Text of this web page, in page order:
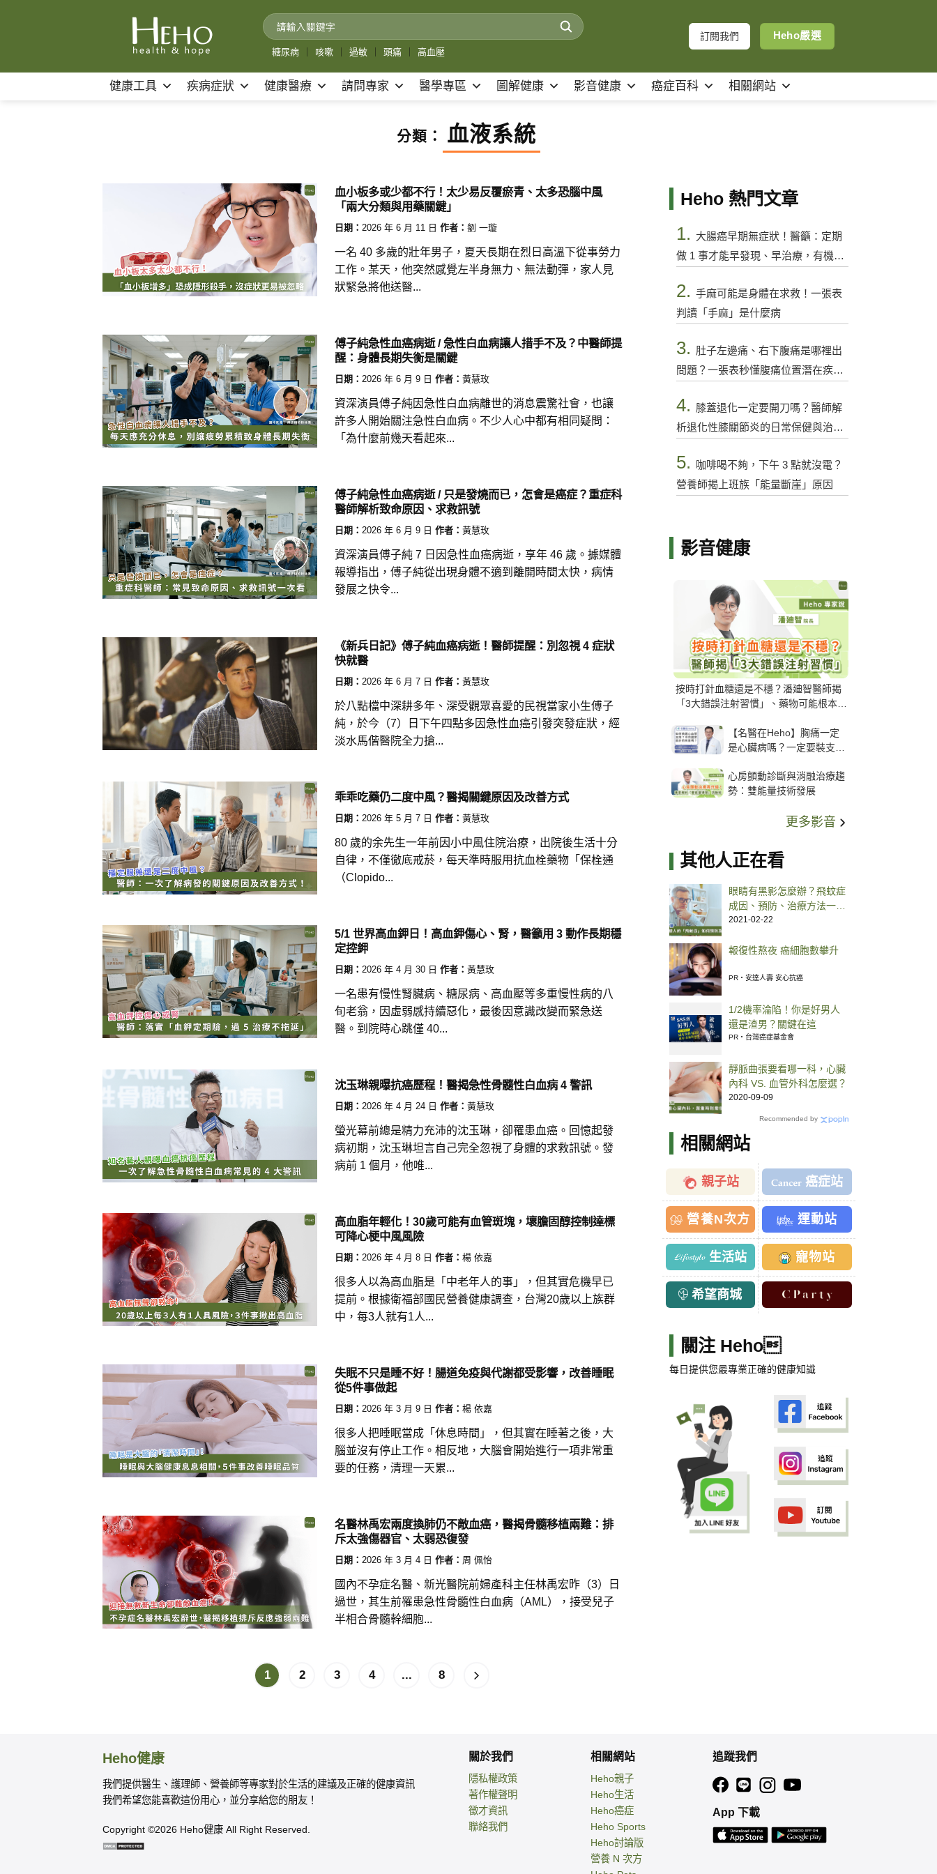
糖尿病 咳嗽 過敏 頭痛 高血壓
訂閱我們 Heho嚴選
健康工具 疾病症狀 健康醫療 請問專家 醫學專區 圖解健康 影音健康 癌症百科 相關網站
分類： 血液系統
血小板多或少都不行！太少易反覆瘀青、太多恐腦中風
「兩大分類與用藥關鍵」
日期： 2026 年 6 月 11 日 作者： 劉 一璇
一名 40 多歲的壯年男子，夏天長期在烈日高溫下從事勞力
工作。某天，他突然感覺左半身無力、無法動彈，家人見
狀緊急將他送醫...
傅子純急性血癌病逝 / 急性白血病讓人措手不及？中醫師提
醒：身體長期失衡是關鍵
日期： 2026 年 6 月 9 日 作者： 黃慧玫
資深演員傅子純因急性白血病離世的消息震驚社會，也讓
許多人開始關注急性白血病。不少人心中都有相同疑問：
「為什麼前幾天看起來...
傅子純急性血癌病逝 / 只是發燒而已，怎會是癌症？重症科
醫師解析致命原因、求救訊號
日期： 2026 年 6 月 9 日 作者： 黃慧玫
資深演員傅子純 7 日因急性血癌病逝，享年 46 歲。據媒體
報導指出，傅子純從出現身體不適到離開時間太快，病情
發展之快令...
《新兵日記》傅子純血癌病逝！醫師提醒：別忽視 4 症狀
快就醫
日期： 2026 年 6 月 7 日 作者： 黃慧玫
於八點檔中深耕多年、深受觀眾喜愛的民視當家小生傅子
純，於今（7）日下午四點多因急性血癌引發突發症狀，經
淡水馬偕醫院全力搶...
乖乖吃藥仍二度中風？醫揭關鍵原因及改善方式
日期： 2026 年 5 月 7 日 作者： 黃慧玫
80 歲的余先生一年前因小中風住院治療，出院後生活十分
自律，不僅徹底戒菸，每天準時服用抗血栓藥物「保栓通
（Clopido...
5/1 世界高血鉀日！高血鉀傷心、腎，醫籲用 3 動作長期穩
定控鉀
日期： 2026 年 4 月 30 日 作者： 黃慧玫
一名患有慢性腎臟病、糖尿病、高血壓等多重慢性病的八
旬老翁，因虛弱感持續惡化，最後因意識改變而緊急送
醫。到院時心跳僅 40...
沈玉琳親曝抗癌歷程！醫揭急性骨髓性白血病 4 警訊
日期： 2026 年 4 月 24 日 作者： 黃慧玫
螢光幕前總是精力充沛的沈玉琳，卻罹患血癌。回憶起發
病初期，沈玉琳坦言自己完全忽視了身體的求救訊號。發
病前 1 個月，他唯...
高血脂年輕化！30歲可能有血管斑塊，壞膽固醇控制達標
可降心梗中風風險
日期： 2026 年 4 月 8 日 作者： 楊 依嘉
很多人以為高血脂是「中老年人的事」，但其實危機早已
提前。根據衛福部國民營養健康調查，台灣20歲以上族群
中，每3人就有1人...
失眠不只是睡不好！腸道免疫與代謝都受影響，改善睡眠
從5件事做起
日期： 2026 年 3 月 9 日 作者： 楊 依嘉
很多人把睡眠當成「休息時間」，但其實在睡著之後，大
腦並沒有停止工作。相反地，大腦會開始進行一項非常重
要的任務，清理一天累...
名醫林禹宏兩度換肺仍不敵血癌，醫揭骨髓移植兩難：排
斥太強傷器官、太弱恐復發
日期： 2026 年 3 月 4 日 作者： 周 佩怡
國內不孕症名醫、新光醫院前婦產科主任林禹宏昨（3）日
過世，其生前罹患急性骨髓性白血病（AML），接受兒子
半相合骨髓幹細胞...
1 2 3 4 ... 8
Heho 熱門文章
1. 大腸癌早期無症狀！醫籲：定期
做 1 事才能早發現、早治療，有機會
2. 手麻可能是身體在求救！一張表
判讀「手麻」是什麼病
3. 肚子左邊痛、右下腹痛是哪裡出
問題？一張表秒懂腹痛位置潛在疾病
4. 膝蓋退化一定要開刀嗎？醫師解
析退化性膝關節炎的日常保健與治療
5.
咖啡喝不夠，下午 3 點就沒電？
營養師揭上班族「能量斷崖」原因
影音健康
按時打針血糖還是不穩？潘廸智醫師揭
「3大錯誤注射習慣」、藥物可能根本沒
【名醫在Heho】胸痛一定
是心臟病嗎？一定要裝支
解析支架種類、風險與選擇
關鍵
心房顫動診斷與消融治療趨
勢：雙能量技術發展
更多影音
其他人正在看
眼睛有黑影怎麼辦？飛蚊症
成因、預防、治療方法一次
看
2021-02-22
報復性熬夜 癌細胞數攀升
PR・安達人壽 安心抗癌
1/2機率淪陷！你是好男人
還是渣男？關鍵在這
PR・台灣癌症基金會
靜脈曲張要看哪一科，心臟
內科 VS. 血管外科怎麼選？
2020-09-09
Recommended by
相關網站
親子站 癌症站
營養N次方 運動站
生活站 寵物站
希望商城
關注 Heho
每日提供您最專業正確的健康知識
Heho健康
我們提供醫生、護理師、營養師等專家對於生活的建議及正確的健康資訊
我們希望您能喜歡這份用心，並分享給您的朋友！
Copyright ©2026 Heho健康 All Right Reserved.
關於我們
隱私權政策
著作權聲明
徵才資訊
聯絡我們
相關網站
Heho親子
Heho生活
Heho癌症
Heho Sports
Heho討論版
營養 N 次方
追蹤我們
App 下載